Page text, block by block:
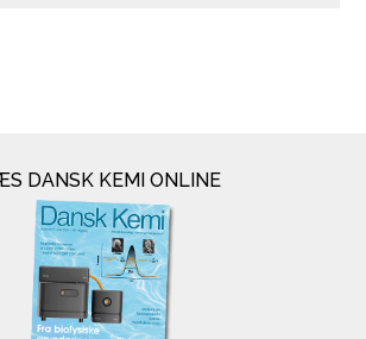
DANSK KEMI ONLINE